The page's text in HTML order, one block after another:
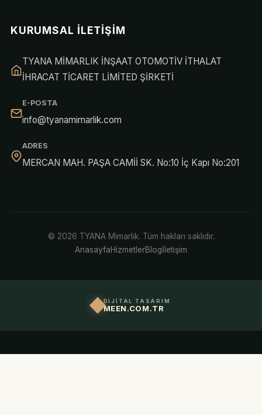
KURUMSAL İLETIŞIM
TYANA MİMARLIK İNŞAAT OTOMOTİV İTHALAT
İHRACAT TİCARET LİMİTED ŞİRKETİ
E-POSTA
info@tyanamimarlik.com
ADRES
MERCAN MAH. PAŞA CAMİİ SK. No:10 İç Kapı No:201
© 2026 TYANA Mimarlık. Tüm hakları saklıdır.
AnasayfaHizmetlerBlogİletişim
DİJİTAL TASARIM
MEEN.COM.TR